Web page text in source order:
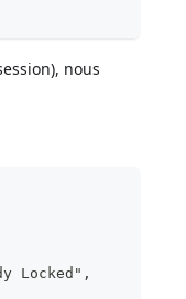
nous
Locked",